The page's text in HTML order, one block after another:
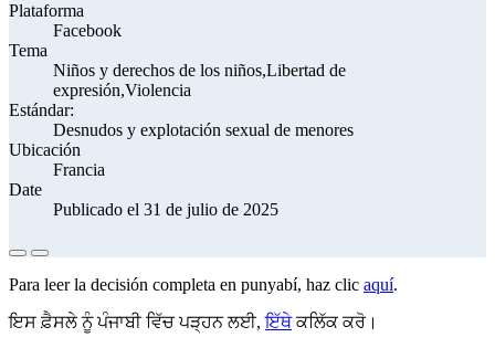
Plataforma
Facebook
Tema
Niños y derechos de los niños,Libertad de
expresión,Violencia
Estándar:
Desnudos y explotación sexual de menores
Ubicación
Francia
Date
Publicado el 31 de julio de 2025
Para leer la decisión completa en punyabí, haz clic aquí.
ਇਸ ਫ਼ੈਸਲੇ ਨੂੰ ਪੰਜਾਬੀ ਵਿੱਚ ਪੜ੍ਹਨ ਲਈ,ਇੱਥੇਕਲਿੱਕ ਕਰੋ।